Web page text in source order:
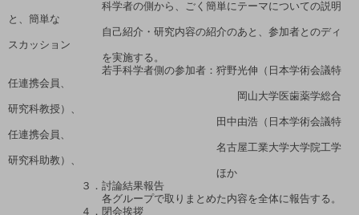
科学者の側から、ごく簡単にテーマについての説明
と、簡単な
自己紹介・研究内容の紹介のあと、参加者とのディ
スカッション
を実施する。
若手科学者側の参加者：狩野光伸（日本学術会議特
任連携会員、
岡山大学医歯薬学総合
研究科教授）、
田中由浩（日本学術会議特
任連携会員、
名古屋工業大学大学院工学
研究科助教）、
ほか
３．討論結果報告
各グループで取りまとめた内容を全体に報告する。
４．閉会挨拶